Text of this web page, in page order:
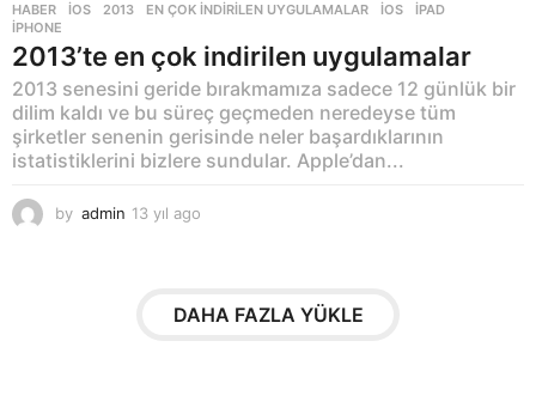
HABER ,İOS 2013 ,EN ÇOK INDIRILEN UYGULAMALAR ,IOS ,IPAD
IPHONE
2013’te en çok indirilen uygulamalar
2013 senesini geride bırakmamıza sadece 12 günlük bir
dilim kaldı ve bu süreç geçmeden neredeyse tüm
şirketler senenin gerisinde neler başardıklarının
istatistiklerini bizlere sundular. Apple’dan...
by admin 13 yıl ago
l
a
DAHA FAZLA YÜKLE